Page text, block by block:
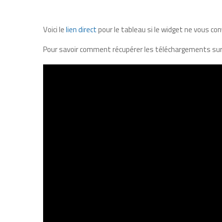
Voici lelien directpour le tableau si le widget ne vous
Pour savoir comment récupérer les téléchargements